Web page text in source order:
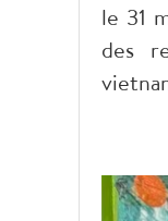
le 31
des